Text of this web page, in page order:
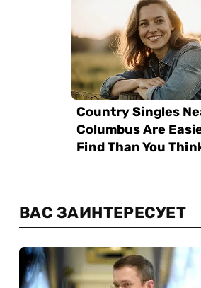
ВАС ЗАИНТЕРЕСУЕТ